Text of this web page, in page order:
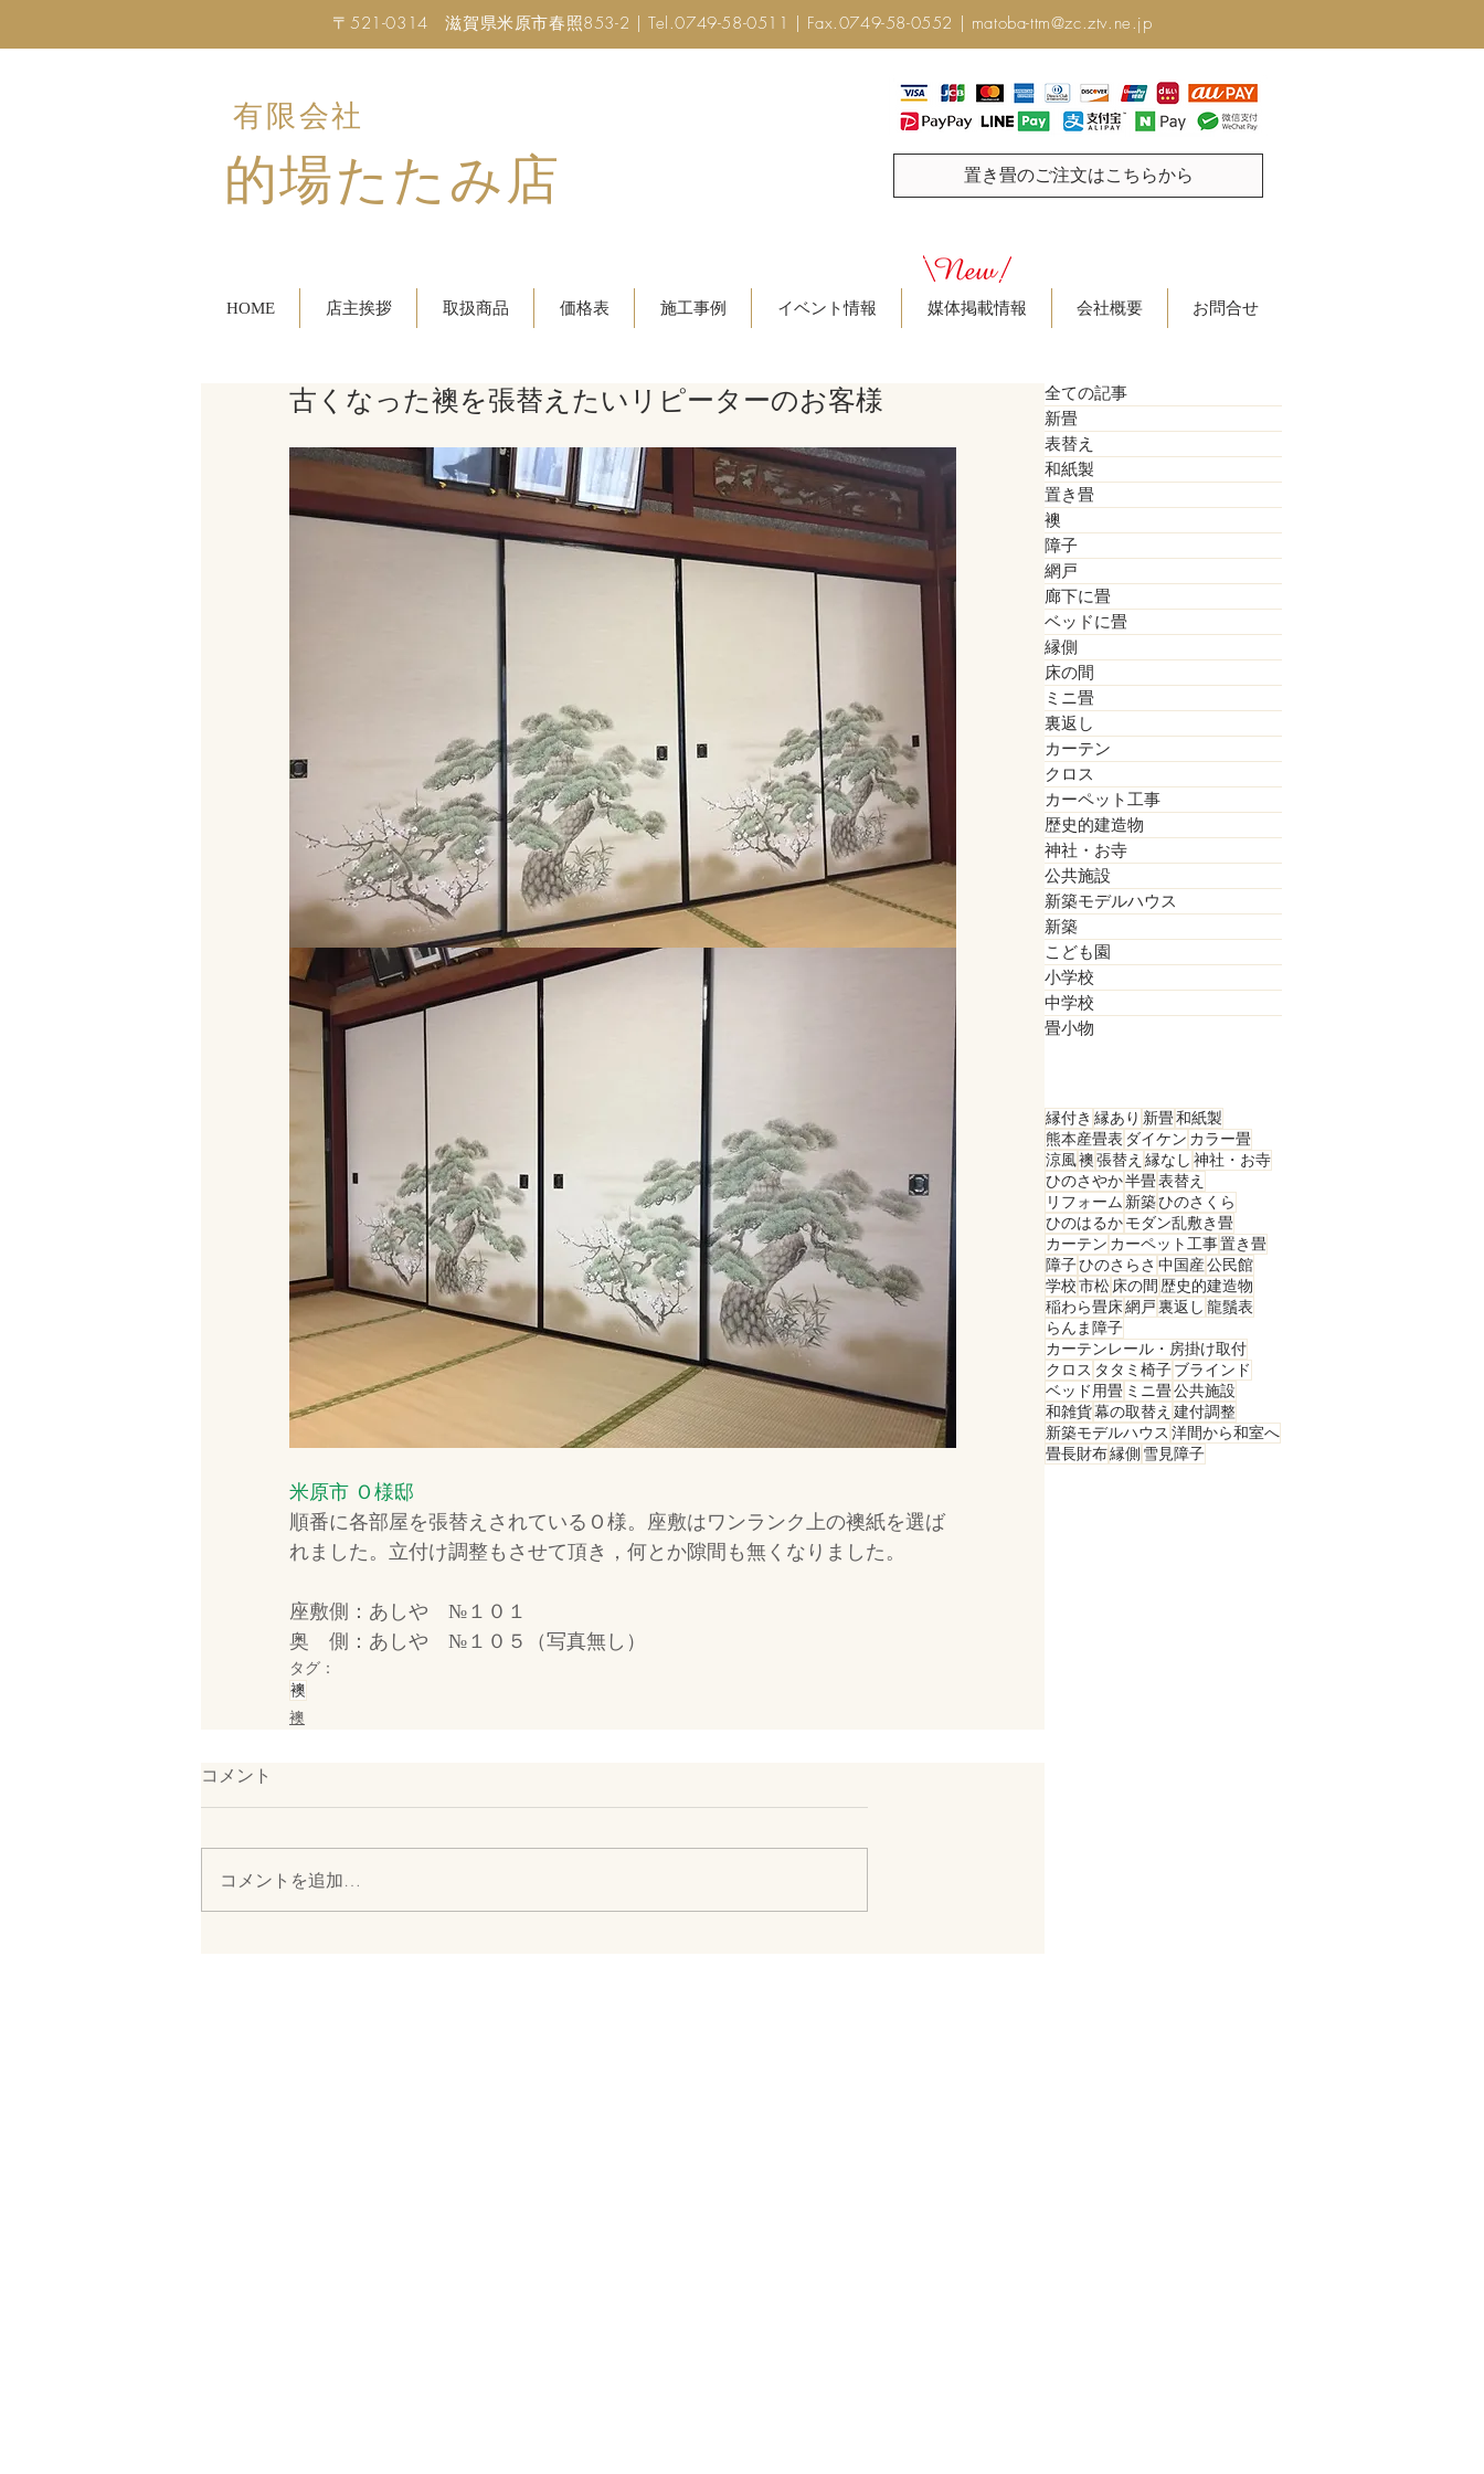
〒521-0314 滋賀県米原市春照853-2 | Tel.0749-58-0511 | Fax.0749-58-0552 | matoba-ttm@zc.ztv.ne.jp
有限会社
的場たたみ店 置き畳のご注文はこちらから
HOME 店主挨拶 取扱商品 価格表 施工事例 イベント情報 媒体掲載情報 会社概要 お問合せ
古くなった襖を張替えたいリピーターのお客様
米原市 Ｏ様邸
順番に各部屋を張替えされているＯ様。座敷はワンランク上の襖紙を選ば
れました。立付け調整もさせて頂き，何とか隙間も無くなりました。
座敷側：あしや　№１０１
奥　側：あしや　№１０５（写真無し）
タグ：
襖
襖
コメント
コメントを追加…
全ての記事
新畳
表替え
和紙製
置き畳
襖
障子
網戸
廊下に畳
ベッドに畳
縁側
床の間
ミニ畳
裏返し
カーテン
クロス
カーペット工事
歴史的建造物
神社・お寺
公共施設
新築モデルハウス
新築
こども園
小学校
中学校
畳小物
縁付き 縁あり 新畳和紙製
熊本産畳表 ダイケン カラー畳
涼風襖 張替え 縁なし 神社・お寺
ひのさやか半畳表替え
リフォーム 新築ひのさくら
ひのはるか モダン乱敷き畳
カーテン カーペット工事置き畳
障子ひのさらさ 中国産公民館
学校 市松 床の間 歴史的建造物
稲わら畳床網戸 裏返し 龍鬚表
らんま障子
カーテンレール・房掛け取付
クロス タタミ椅子 ブラインド
ベッド用畳 ミニ畳公共施設
和雑貨幕の取替え 建付調整
新築モデルハウス 洋間から和室へ
畳長財布縁側 雪見障子